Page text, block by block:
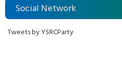
Social Network
Tweets by YSRCParty